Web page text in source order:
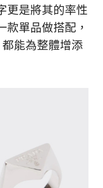
更是將其的率性
款單品做搭配，
能為整體增添